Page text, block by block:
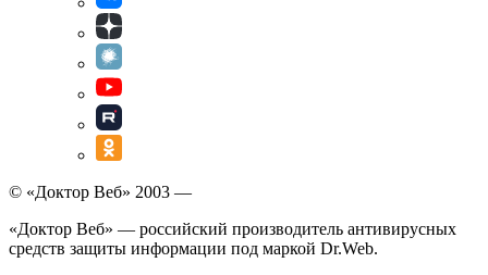
© «Доктор Веб» 2003 —
«Доктор Веб» — российский производитель антивирусных
средств защиты информации под маркой Dr.Web.